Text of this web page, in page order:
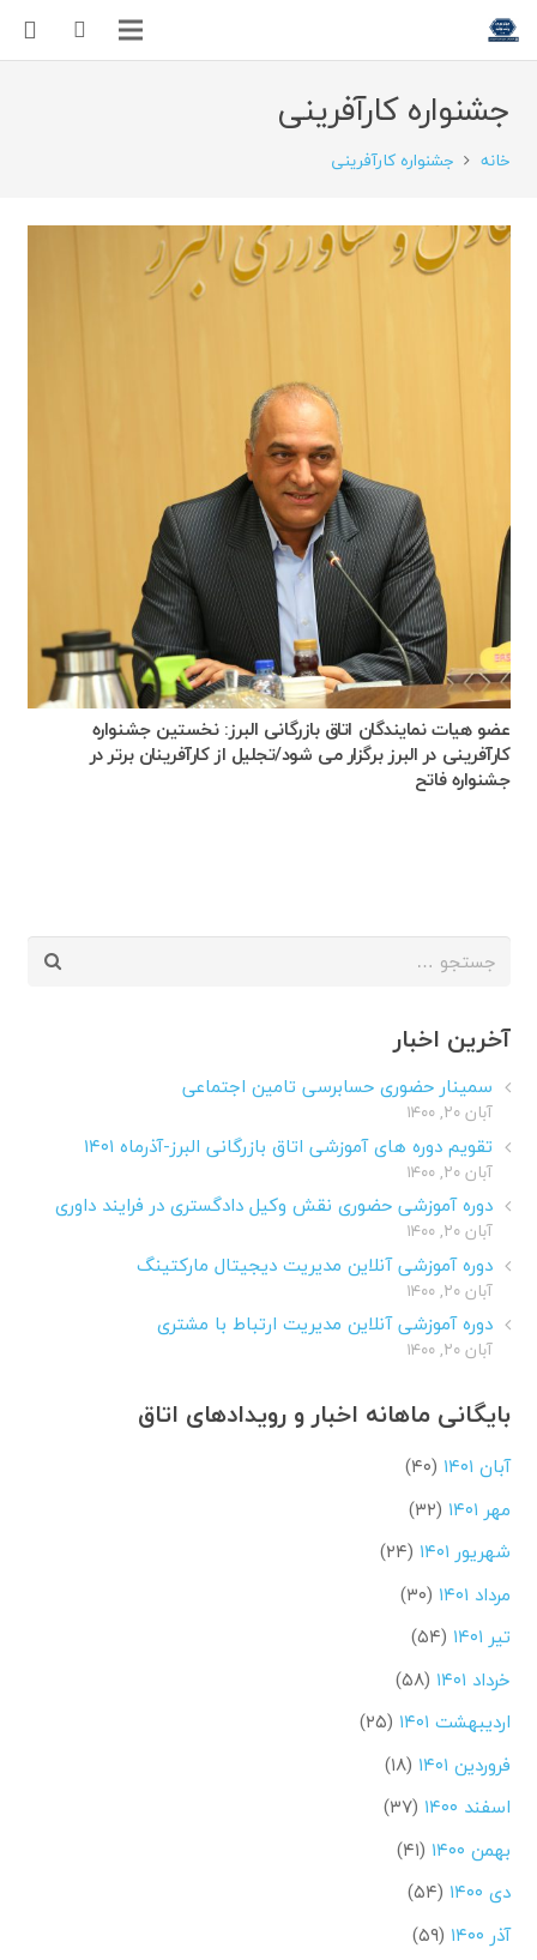
جشنواره کارآفرینی
خانه جشنواره کارآفرینی
عضو هیات نمایندگان اتاق بازرگانی البرز: نخستین جشنواره
کارآفرینی در البرز برگزار می شود/تجلیل از کارآفرینان برتر در
جشنواره فاتح
جستجو
آخرین اخبار
سمینار حضوری حسابرسی تامین اجتماعی
آبان ۲۰, ۱۴۰۰
تقویم دوره های آموزشی اتاق بازرگانی البرز-آذرماه ۱۴۰۱
آبان ۲۰, ۱۴۰۰
دوره آموزشی حضوری نقش وکیل دادگستری در فرایند داوری
آبان ۲۰, ۱۴۰۰
دوره آموزشی آنلاین مدیریت دیجیتال مارکتینگ
آبان ۲۰, ۱۴۰۰
دوره آموزشی آنلاین مدیریت ارتباط با مشتری
آبان ۲۰, ۱۴۰۰
بایگانی ماهانه اخبار و رویدادهای اتاق
آبان ۱۴۰۱
(۴۰)
مهر ۱۴۰۱
(۳۲)
شهریور ۱۴۰۱
(۲۴)
مرداد ۱۴۰۱
(۳۰)
تیر ۱۴۰۱
(۵۴)
خرداد ۱۴۰۱
(۵۸)
اردیبهشت ۱۴۰۱
(۲۵)
فروردین ۱۴۰۱
(۱۸)
اسفند ۱۴۰۰
(۳۷)
بهمن ۱۴۰۰
(۴۱)
دی ۱۴۰۰
(۵۴)
آذر ۱۴۰۰
(۵۹)